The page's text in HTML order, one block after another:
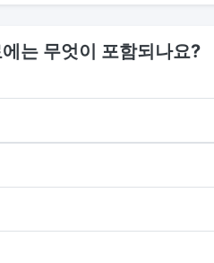
는 무엇이 포함되나요?